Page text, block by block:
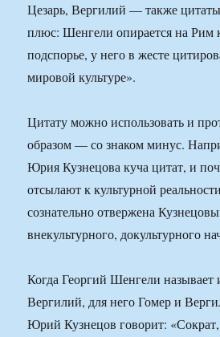
Цезарь, Вергилий — также
плюс: Шенгели опирается на Рим
подспорье, у него в жесте
мировой культуре».
Цитату можно использовать и
образом — со знаком минус.
Юрия Кузнецова куча цитат, и
отсылают к культурной
сознательно отвержена
внекультурного, докультурного
Когда Георгий Шенгели называет
Вергилий, для него Гомер и
Юрий Кузнецов говорит: